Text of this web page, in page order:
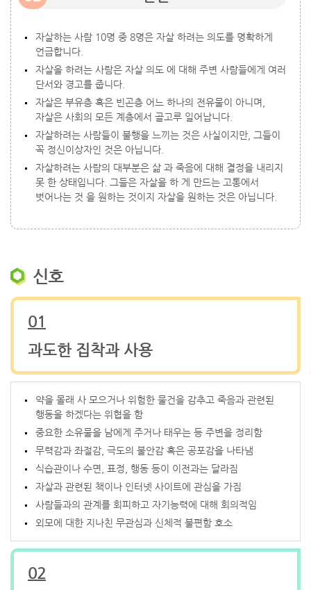
자살하는 사람 10명 중 8명은 자살 하려는 의도를 명확하게
언급합니다.
자살을 하려는 사람은 자살 의도 에 대해 주변 사람들에게 여러
단서와 경고를 줍니다.
자살은 부유층 혹은 빈곤층 어느 하나의 전유물이 아니며,
자살은 사회의 모든 계층에서 골고루 일어납니다.
자살하려는 사람들이 불행을 느끼는 것은 사실이지만, 그들이
꼭 정신이상자인 것은 아닙니다.
자살하려는 사람의 대부분은 삶 과 죽음에 대해 결정을 내리지
못 한 상태입니다. 그들은 자살을 하 게 만드는 고통에서
벗어나는 것 을 원하는 것이지 자살을 원하는 것은 아닙니다.
신호
01
과도한 집착과 사용
약을 몰래 사 모으거나 위험한 물건을 감추고 죽음과 관련된
행동을 하겠다는 위협을 함
중요한 소유물을 남에게 주거나 태우는 등 주변을 정리함
무력감과 좌절감, 극도의 불안감 혹은 공포감을 나타냄
식습관이나 수면, 표정, 행동 등이 이전과는 달라짐
자살과 관련된 책이나 인터넷 사이트에 관심을 가짐
사람들과의 관계를 회피하고 자기능력에 대해 회의적임
외모에 대한 지나친 무관심과 신체적 불편함 호소
02